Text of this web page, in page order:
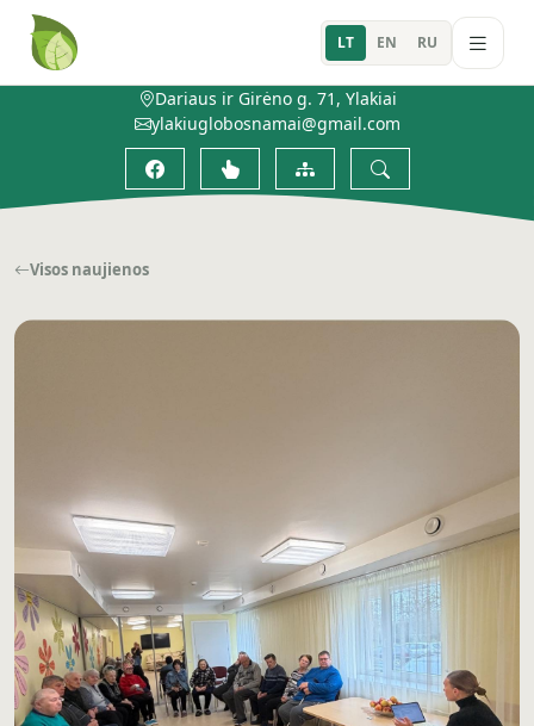
Dariaus ir Girėno g. 71, Ylakiai
ylakiuglobosnamai@gmail.com
LT EN RU
Visos naujienos